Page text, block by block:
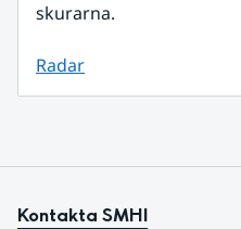
skurarna.
Radar
Kontakta SMHI